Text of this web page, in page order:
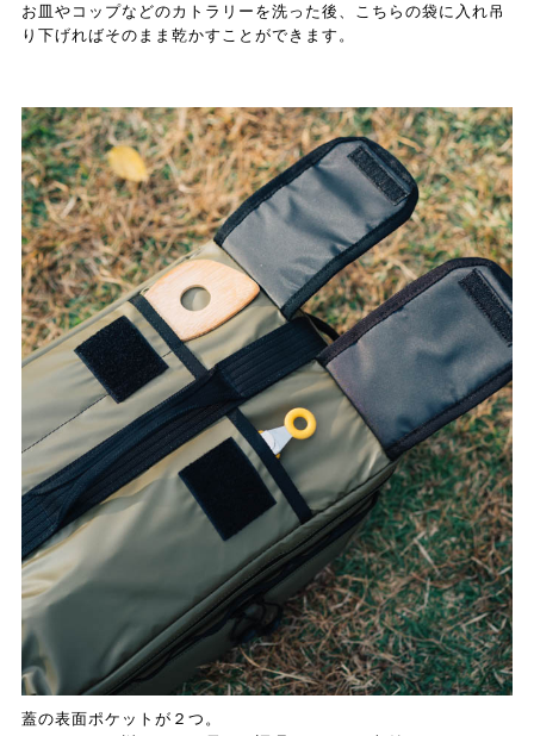
お皿やコップなどのカトラリーを洗った後、こちらの袋に入れ吊
り下げればそのまま乾かすことができます。
蓋の表面ポケットが２つ。